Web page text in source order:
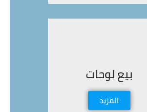
بيع لوحات
المزيد